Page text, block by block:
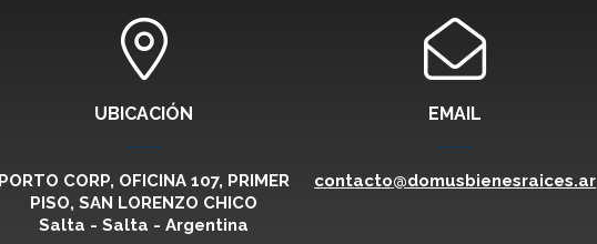
UBICACIÓN
PORTO CORP, OFICINA 107, PRIMER
PISO, SAN LORENZO CHICO
Salta - Salta - Argentina
EMAIL
contacto@domusbienesraices.ar